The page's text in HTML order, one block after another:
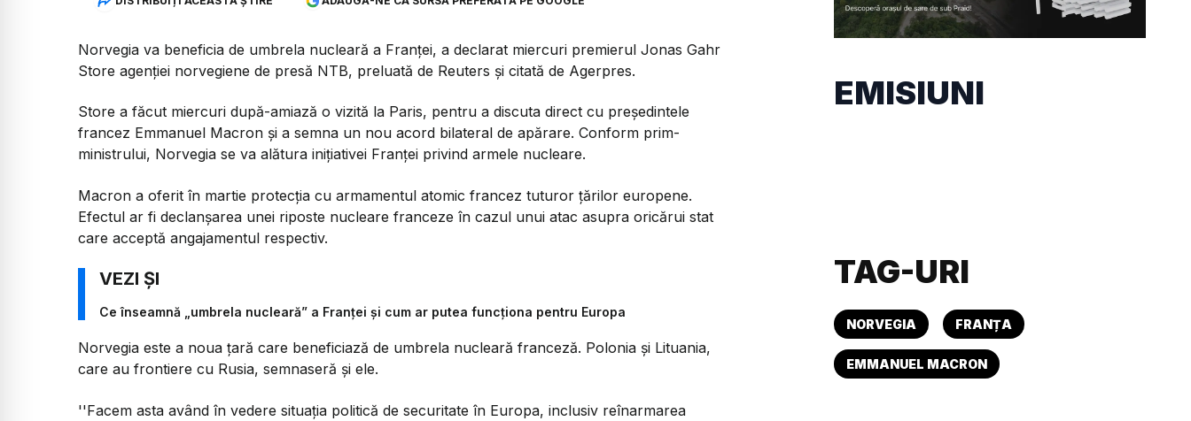
Norvegia va beneficia de umbrela nucleară a Franței, a declarat miercuri premierul Jonas Gahr
Store agenției norvegiene de presă NTB, preluată de Reuters și citată de Agerpres.
Store a făcut miercuri după-amiază o vizită la Paris, pentru a discuta direct cu președintele
francez Emmanuel Macron și a semna un nou acord bilateral de apărare. Conform prim-
ministrului, Norvegia se va alătura inițiativei Franței privind armele nucleare.
Macron a oferit în martie protecția cu armamentul atomic francez tuturor țărilor europene.
Efectul ar fi declanșarea unei riposte nucleare franceze în cazul unui atac asupra oricărui stat
care acceptă angajamentul respectiv.
Ce înseamnă „umbrela nucleară” a Franței și cum ar putea funcționa pentru Europa
Norvegia este a noua țară care beneficiază de umbrela nucleară franceză. Polonia și Lituania,
care au frontiere cu Rusia, semnaseră și ele.
''Facem asta având în vedere situația politică de securitate în Europa, inclusiv reînarmarea
EMISIUNI
TAG-URI
NORVEGIA FRANȚA
EMMANUEL MACRON